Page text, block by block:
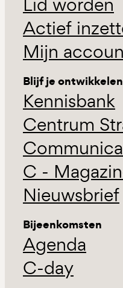
Actief
Mijn
Blijf je ontwikkelen
Kennisbank
Centrum
C -
Nieuwsbrief
Bijeenkomsten
Agenda
C-day